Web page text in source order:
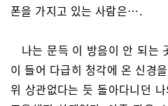
폰을 가지고 있는 사람은….
나는 문득 이 방음이 안 되는
이 들어 다급히 청각에 온 신경
위 상관없다는 듯 돌아다니던